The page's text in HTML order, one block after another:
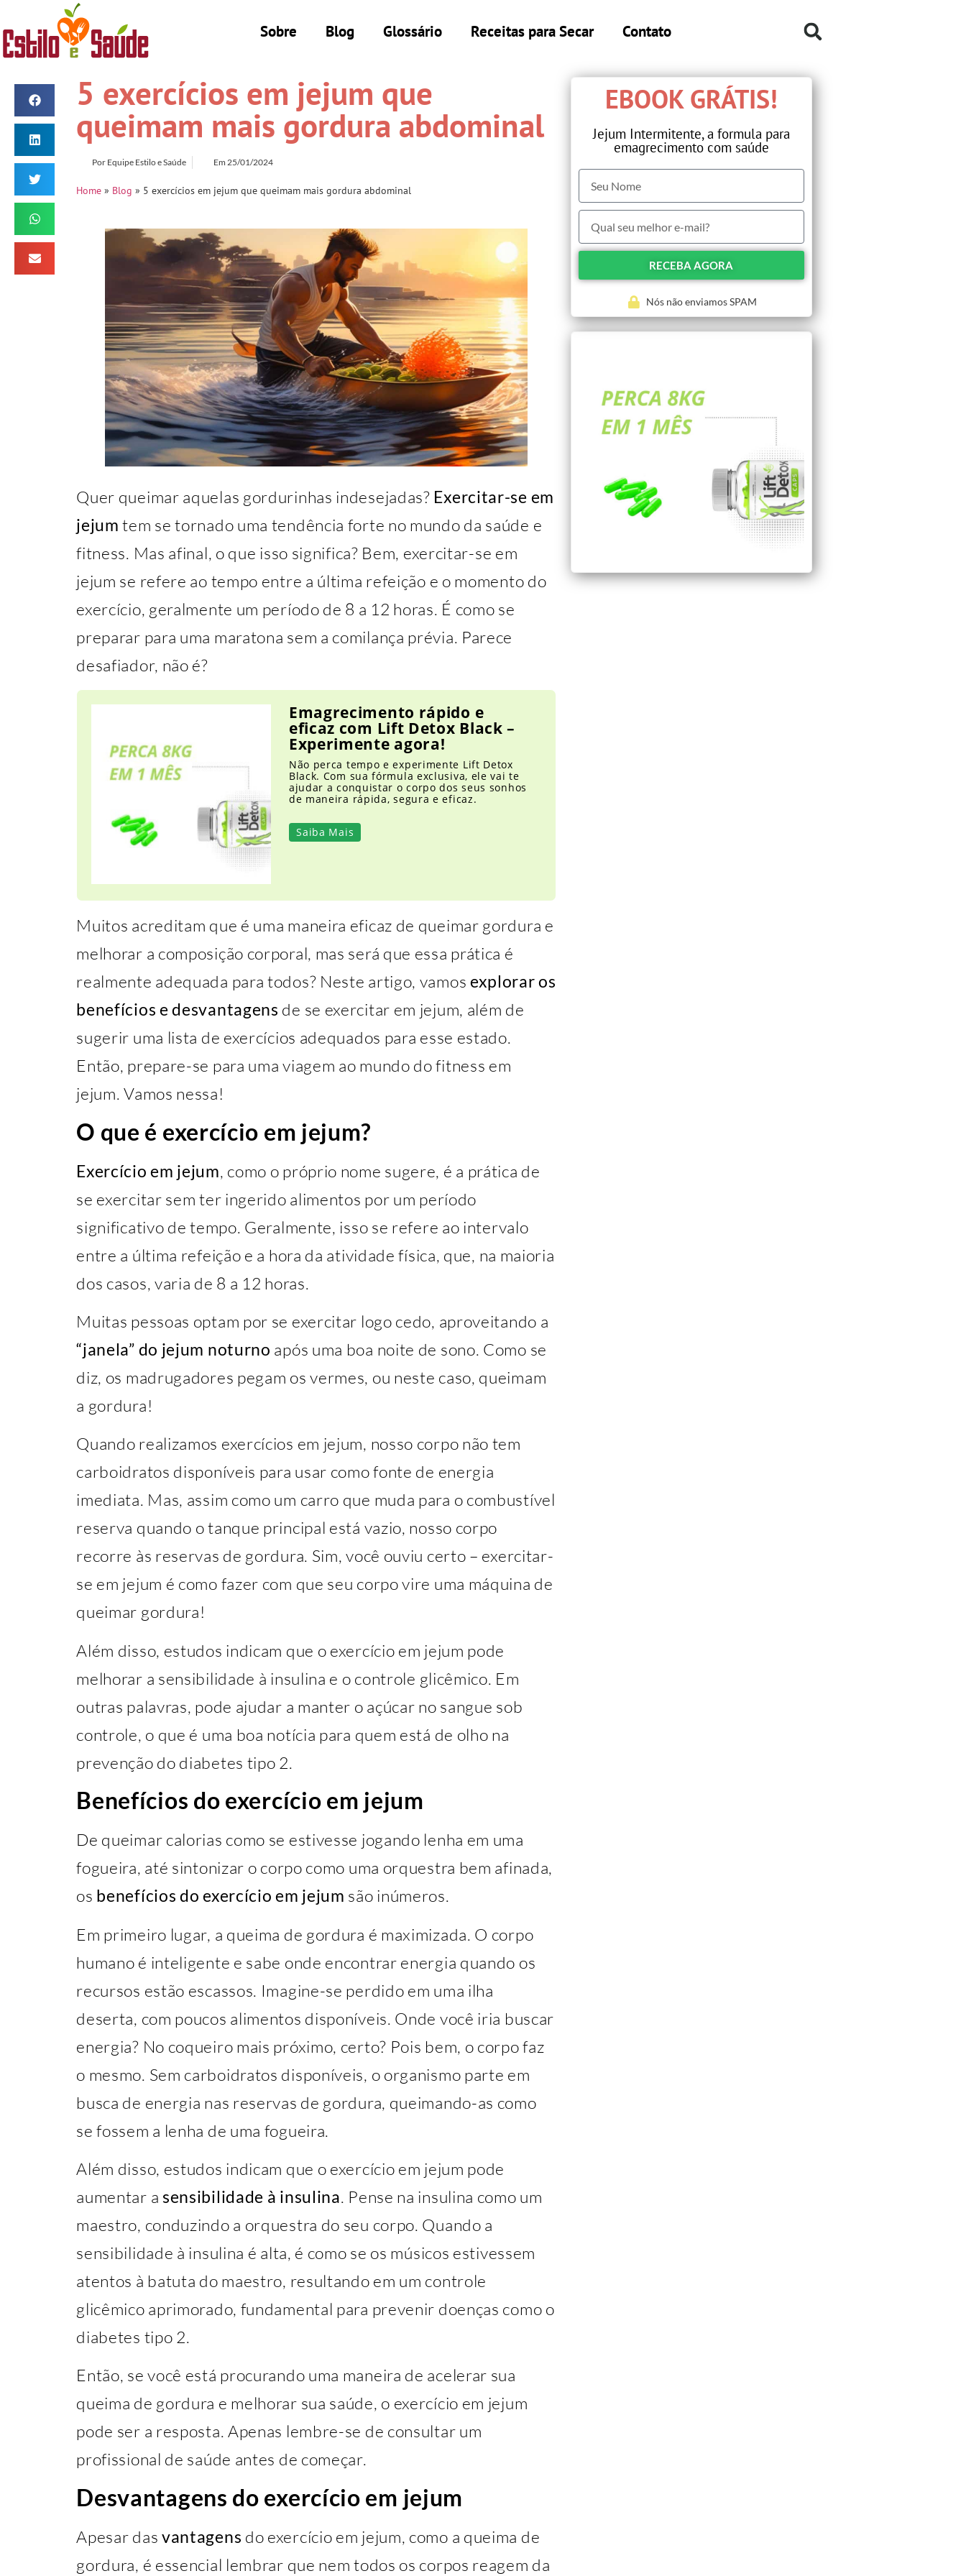
Sobre Blog Glossário Receitas para Secar Contato
5 exercícios em jejum que
queimam mais gordura abdominal
Por Equipe Estilo e Saúde Em 25/01/2024
Home » Blog » 5 exercícios em jejum que queimam mais gordura abdominal
Quer queimar aquelas gordurinhas indesejadas? Exercitar-se em
jejum tem se tornado uma tendência forte no mundo da saúde e
fitness. Mas afinal, o que isso significa? Bem, exercitar-se em
jejum se refere ao tempo entre a última refeição e o momento do
exercício, geralmente um período de 8 a 12 horas. É como se
preparar para uma maratona sem a comilança prévia. Parece
desafiador, não é?
Emagrecimento rápido e
eficaz com Lift Detox Black –
Experimente agora!
Não perca tempo e experimente Lift Detox
Black. Com sua fórmula exclusiva, ele vai te
ajudar a conquistar o corpo dos seus sonhos
de maneira rápida, segura e eficaz.
Saiba Mais
Muitos acreditam que é uma maneira eficaz de queimar gordura e
melhorar a composição corporal, mas será que essa prática é
realmente adequada para todos? Neste artigo, vamos explorar os
benefícios e desvantagens de se exercitar em jejum, além de
sugerir uma lista de exercícios adequados para esse estado.
Então, prepare-se para uma viagem ao mundo do fitness em
jejum. Vamos nessa!
O que é exercício em jejum?
Exercício em jejum, como o próprio nome sugere, é a prática de
se exercitar sem ter ingerido alimentos por um período
significativo de tempo. Geralmente, isso se refere ao intervalo
entre a última refeição e a hora da atividade física, que, na maioria
dos casos, varia de 8 a 12 horas.
Muitas pessoas optam por se exercitar logo cedo, aproveitando a
“janela” do jejum noturno após uma boa noite de sono. Como se
diz, os madrugadores pegam os vermes, ou neste caso, queimam
a gordura!
Quando realizamos exercícios em jejum, nosso corpo não tem
carboidratos disponíveis para usar como fonte de energia
imediata. Mas, assim como um carro que muda para o combustível
reserva quando o tanque principal está vazio, nosso corpo
recorre às reservas de gordura. Sim, você ouviu certo – exercitar-
se em jejum é como fazer com que seu corpo vire uma máquina de
queimar gordura!
Além disso, estudos indicam que o exercício em jejum pode
melhorar a sensibilidade à insulina e o controle glicêmico. Em
outras palavras, pode ajudar a manter o açúcar no sangue sob
controle, o que é uma boa notícia para quem está de olho na
prevenção do diabetes tipo 2.
Benefícios do exercício em jejum
De queimar calorias como se estivesse jogando lenha em uma
fogueira, até sintonizar o corpo como uma orquestra bem afinada,
os benefícios do exercício em jejum são inúmeros.
Em primeiro lugar, a queima de gordura é maximizada. O corpo
humano é inteligente e sabe onde encontrar energia quando os
recursos estão escassos. Imagine-se perdido em uma ilha
deserta, com poucos alimentos disponíveis. Onde você iria buscar
energia? No coqueiro mais próximo, certo? Pois bem, o corpo faz
o mesmo. Sem carboidratos disponíveis, o organismo parte em
busca de energia nas reservas de gordura, queimando-as como
se fossem a lenha de uma fogueira.
Além disso, estudos indicam que o exercício em jejum pode
aumentar a sensibilidade à insulina. Pense na insulina como um
maestro, conduzindo a orquestra do seu corpo. Quando a
sensibilidade à insulina é alta, é como se os músicos estivessem
atentos à batuta do maestro, resultando em um controle
glicêmico aprimorado, fundamental para prevenir doenças como o
diabetes tipo 2.
Então, se você está procurando uma maneira de acelerar sua
queima de gordura e melhorar sua saúde, o exercício em jejum
pode ser a resposta. Apenas lembre-se de consultar um
profissional de saúde antes de começar.
Desvantagens do exercício em jejum
Apesar das vantagens do exercício em jejum, como a queima de
gordura, é essencial lembrar que nem todos os corpos reagem da
EBOOK GRÁTIS!​
Jejum Intermitente, a formula para
emagrecimento com saúde​
RECEBA AGORA
Nós não enviamos SPAM